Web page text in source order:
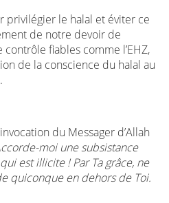
privilégier le halal et éviter ce
de notre devoir de
fiables comme l’EHZ,
de la conscience du halal au
du Messager d’Allah
moi une subsistance
est illicite ! Par Ta grâce, ne
quiconque en dehors de Toi.